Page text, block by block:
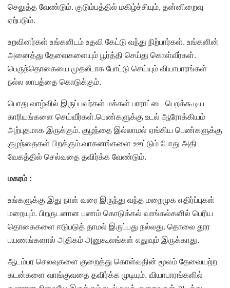
செலுத்த வேண்டும். குடும்பத்தில் மகிழ்ச்சியும், தன்னிறைவு
ஏற்படும்.
உறவினர்கள் உங்களிடம் உதவி கேட்டு வந்து நிற்பார்கள். உங்களின்
அனைத்து தேவைகளையும் பூர்த்தி செய்து கொள்வீர்கள்.
பெருந்தொகையை முதலீடாக போட்டு செய்யும் வியாபாரங்கள்
நல்ல லாபத்தை கொடுக்கும்.
பொது வாழ்வில் இருப்பவர்கள் மக்கள் பாராட்டை பெறக்கூடிய
காரியங்களை செய்வீர்கள்.பெண்களுக்கு உடல் ஆரோக்கியம்
அற்புதமாக இருக்கும். குழந்தை இல்லாமல் ஏங்கிய பெண்களுக்கு
குழந்தைகள் பிறக்கும்.வாகனங்களை ஊட்டும் போது அதி
வேகத்தில் செல்வதை தவிர்க்க வேண்டும்.
மகரம் :
உங்களுக்கு இது நாள் வரை இருந்து வந்த மறைமுக எதிர்ப்புகள்
மறையும். பிறருடனான பணம் கொடுக்கல் வாங்கல்களில் பெரிய
தொகைகளை ஈடுபடுத் தாமல் இருப்பது நல்லது. தொலை தூர
பயணங்களால் அதிகம் அனுகூலங்கள் எதுவும் இருக்காது.
ஆடம்பர செலவுகளை குறைத்து கொள்வதின் மூலம் தேவையற்ற
கடன்களை வாங்குவதை தவிர்க்க முடியும். வியாபாரங்களில்